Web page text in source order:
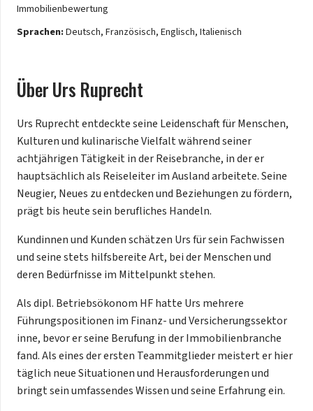
Immobilienbewertung
Sprachen:Deutsch, Französisch, Englisch, Italienisch
ÜberUrs Ruprecht
Urs Ruprecht entdeckte seine Leidenschaft für Menschen,
Kulturen und kulinarische Vielfalt während seiner
achtjährigen Tätigkeit in der Reisebranche, in der er
hauptsächlich als Reiseleiter im Ausland arbeitete. Seine
Neugier, Neues zu entdecken und Beziehungen zu fördern,
prägt bis heute sein berufliches Handeln.
Kundinnen und Kunden schätzen Urs für sein Fachwissen
und seine stets hilfsbereite Art, bei der Menschen und
deren Bedürfnisse im Mittelpunkt stehen.
Als dipl. Betriebsökonom HF hatte Urs mehrere
Führungspositionen im Finanz- und Versicherungssektor
inne, bevor er seine Berufung in der Immobilienbranche
fand. Als eines der ersten Teammitglieder meistert er hier
täglich neue Situationen und Herausforderungen und
bringt sein umfassendes Wissen und seine Erfahrung ein.